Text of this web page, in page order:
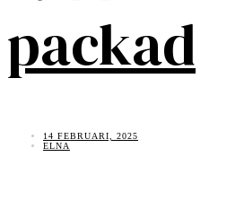
packad
14 FEBRUARI, 2025
ELNA